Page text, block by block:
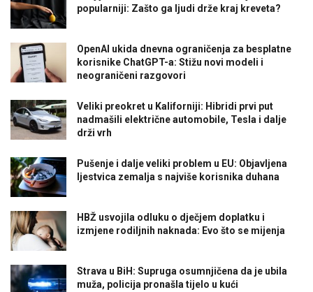
popularniji: Zašto ga ljudi drže kraj kreveta?
OpenAI ukida dnevna ograničenja za besplatne
korisnike ChatGPT-a: Stižu novi modeli i
neograničeni razgovori
Veliki preokret u Kaliforniji: Hibridi prvi put
nadmašili električne automobile, Tesla i dalje
drži vrh
Pušenje i dalje veliki problem u EU: Objavljena
ljestvica zemalja s najviše korisnika duhana
HBŽ usvojila odluku o dječjem doplatku i
izmjene rodiljnih naknada: Evo što se mijenja
Strava u BiH: Supruga osumnjičena da je ubila
muža, policija pronašla tijelo u kući